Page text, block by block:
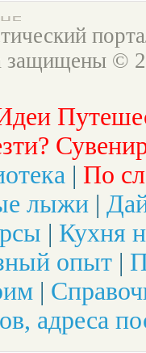
защищены ©
| По
лыжи |
| Кухня
опыт |
|
адреса